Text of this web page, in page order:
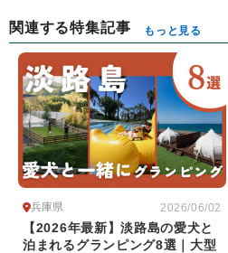
関連する特集記事 もっと見る
2026/06/02
兵庫県
【2026年最新】淡路島の愛犬と
泊まれるグランピング8選｜大型